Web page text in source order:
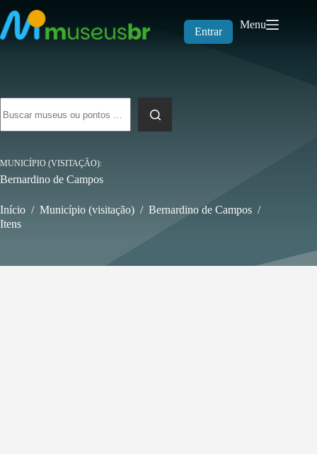
para
o
conteúdo
Entrar
Menu
resultados
MUNICÍPIO (VISITAÇÃO)
Bernardino de Campos
Início / Município (visitação) / Bernardino de Campos /
Itens